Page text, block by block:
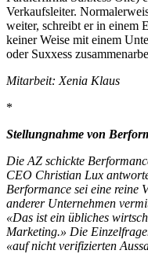
Verkaufsleiter.
weiter, schreibt er in einem
keiner Weise mit einem
oder Suxxess
Mitarbeit: Xenia Klaus
*
Stellungnahme von
Die AZ schickte
CEO Christian Lux
Berformance sei eine reine
anderer Unternehmen
«Das ist ein übliches
Marketing.» Die
«auf nicht verifizierten